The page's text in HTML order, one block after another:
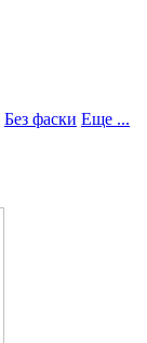
Без фаски Еще ...